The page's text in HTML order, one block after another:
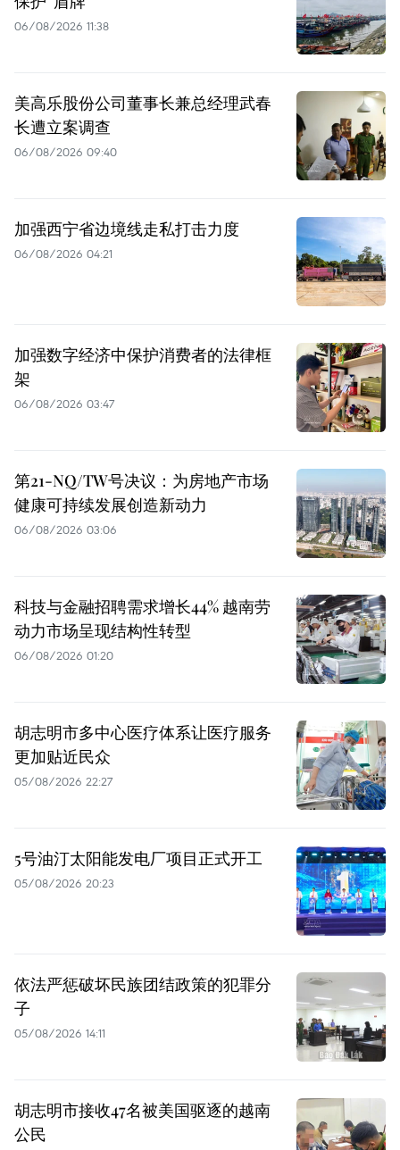
06/08/2026 11:38
美高乐股份公司董事长兼总经理武春
长遭立案调查
06/08/2026 09:40
加强西宁省边境线走私打击力度
06/08/2026 04:21
加强数字经济中保护消费者的法律框
架
06/08/2026 03:47
第21-NQ/TW号决议：为房地产市场
健康可持续发展创造新动力
06/08/2026 03:06
科技与金融招聘需求增长44% 越南劳
动力市场呈现结构性转型
06/08/2026 01:20
胡志明市多中心医疗体系让医疗服务
更加贴近民众
05/08/2026 22:27
5号油汀太阳能发电厂项目正式开工
05/08/2026 20:23
依法严惩破坏民族团结政策的犯罪分
子
05/08/2026 14:11
胡志明市接收47名被美国驱逐的越南
公民